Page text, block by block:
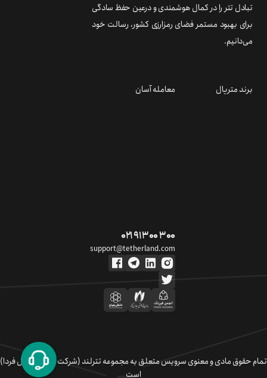
تبادل تتر را در کمال هوشمندی و درعین حفظ سادگی
برای بهبود مستمر فضای رمزارزی کشور، رسالت خود
می‌دانیم.
برند متریال معامله آسان
۰۲۱ ۹۱ ۳۰۰ ۳۰۰
support@tetherland.com
تمام حقوق مادی و معنوی سرویس متعلق به مجموعه تترلند (شرکت سکوی تبادل فردا)
است